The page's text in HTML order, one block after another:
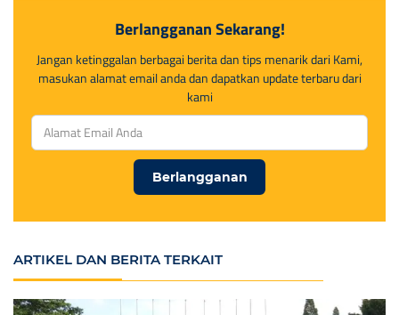
Berlangganan Sekarang!
Jangan ketinggalan berbagai berita dan tips menarik dari Kami,
masukan alamat email anda dan dapatkan update terbaru dari
kami
Berlangganan
ARTIKEL DAN BERITA TERKAIT